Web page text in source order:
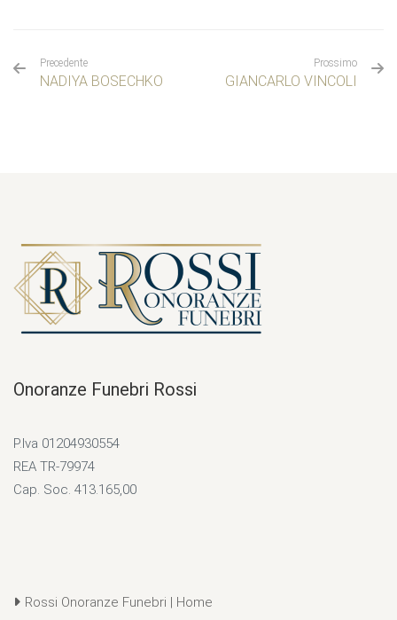
Precedente
NADIYA BOSECHKO
Prossimo
GIANCARLO VINCOLI
Onoranze Funebri Rossi
P.Iva 01204930554
REA TR-79974
Cap. Soc. 413.165,00
Rossi Onoranze Funebri | Home